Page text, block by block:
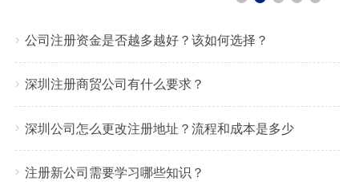
公司注册资金是否越多越好？该如何选择？
深圳注册商贸公司有什么要求？
深圳公司怎么更改注册地址？流程和成本是多少
注册新公司需要学习哪些知识？